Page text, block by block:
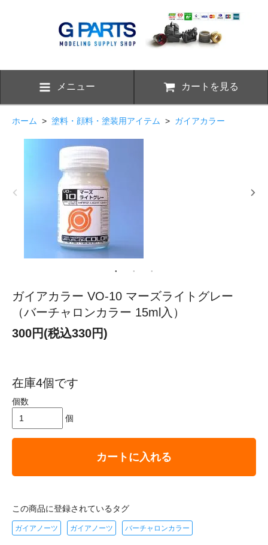
メニュー カートを見る
ホーム > 塗料・顔料・塗装用アイテム > ガイアカラー
ガイアカラー VO-10 マーズライトグレー
（バーチャロンカラー 15ml入）
300円(税込330円)
在庫4個です
個数
個
カートに入れる
この商品に登録されているタグ
ガイアノーツ ガイアノーツ バーチャロンカラー